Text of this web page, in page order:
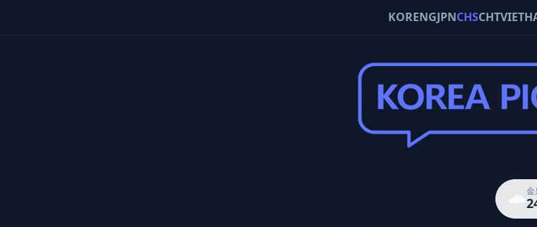
KORENGJPNCHSCHTVIE
金